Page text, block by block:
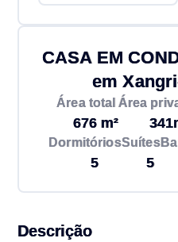
CASA EM
em
Área total
676 m²
Área
Dormitórios
5
Suítes
5
Descrição